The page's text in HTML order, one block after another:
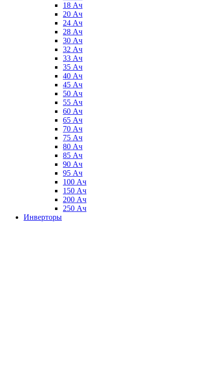
18 Ач
20 Ач
24 Ач
28 Ач
30 Ач
32 Ач
33 Ач
35 Ач
40 Ач
45 Ач
50 Ач
55 Ач
60 Ач
65 Ач
70 Ач
75 Ач
80 Ач
85 Ач
90 Ач
95 Ач
100 Ач
150 Ач
200 Ач
250 Ач
Инверторы